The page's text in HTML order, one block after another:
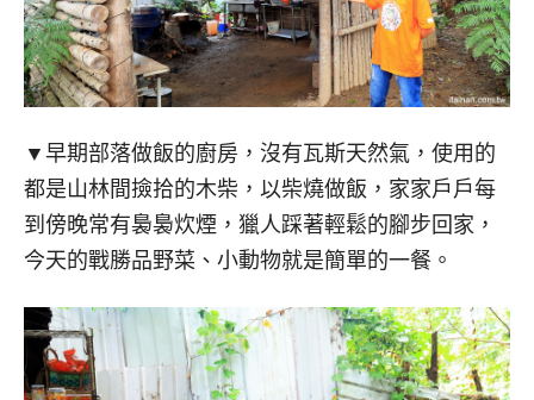
▼早期部落做飯的廚房，沒有瓦斯天然氣，使用的
都是山林間撿拾的木柴，以柴燒做飯，家家戶戶每
到傍晚常有裊裊炊煙，獵人踩著輕鬆的腳步回家，
今天的戰勝品野菜、小動物就是簡單的一餐。